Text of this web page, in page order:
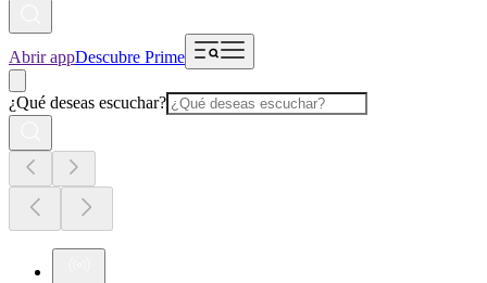
Abrir appDescubre Prime
¿Qué deseas escuchar?